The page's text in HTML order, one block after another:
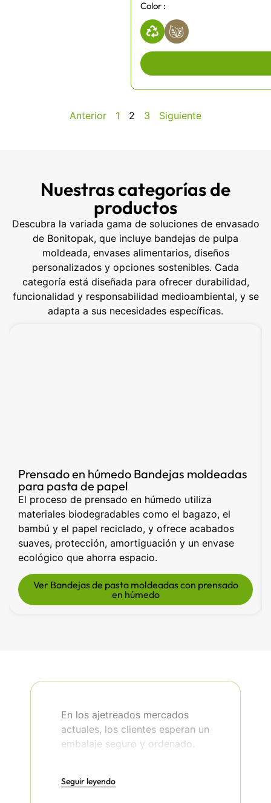
Color :
Anterior 1 2 3 Siguiente
Nuestras categorías de
productos
Descubra la variada gama de soluciones de envasado
de Bonitopak, que incluye bandejas de pulpa
moldeada, envases alimentarios, diseños
personalizados y opciones sostenibles. Cada
categoría está diseñada para ofrecer durabilidad,
funcionalidad y responsabilidad medioambiental, y se
adapta a sus necesidades específicas.
Prensado en húmedo Bandejas moldeadas
para pasta de papel
El proceso de prensado en húmedo utiliza
materiales biodegradables como el bagazo, el
bambú y el papel reciclado, y ofrece acabados
suaves, protección, amortiguación y un envase
ecológico que ahorra espacio.
Ver Bandejas de pasta moldeadas con prensado
en húmedo
En los ajetreados mercados
actuales, los clientes esperan un
embalaje seguro y ordenado.
cuenta de resultados. Al utilizar
Seguir leyendo